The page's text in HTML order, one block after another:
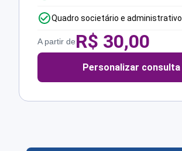
Quadro societário e administrativo
A partir deR$ 30,00
Personalizar consulta